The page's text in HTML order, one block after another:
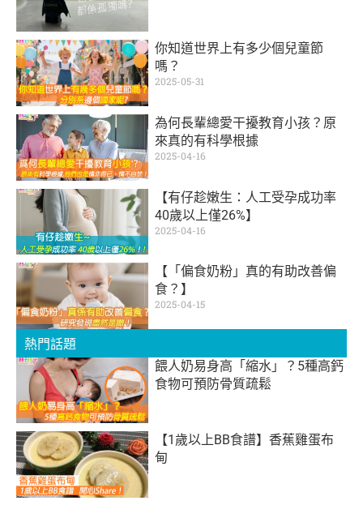
你知道世界上有多少個兒童節
嗎？
2025-05-31
為何長輩總愛干擾教育小孩？原
來真的有科學根據
2025-04-16
【有仔趁嫩生：人工受孕成功率
40歲以上僅26%】
2025-04-16
【「偏食奶粉」真的有助改善偏
食？】
2025-04-15
熱門話題
餵人奶易身高「縮水」？5種高鈣
食物可預防骨質疏鬆
【1歲以上BB食譜】香蕉雞蛋布
甸